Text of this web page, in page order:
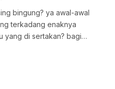
bingung? ya awal-awal
terkadang enaknya
yang di sertakan? bagi…